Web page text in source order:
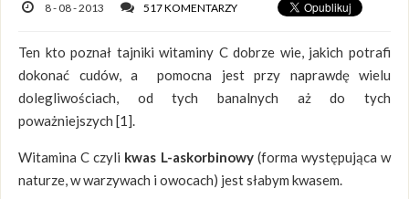
8 - 08 - 2013 517 KOMENTARZY
Ten kto poznał tajniki witaminy C dobrze wie, jakich potrafi
dokonać cudów, a pomocna jest przy naprawdę wielu
dolegliwościach, od tych banalnych aż do tych
poważniejszych [1].
Witamina C czyli kwas L-askorbinowy(forma występująca w
naturze, w warzywach i owocach) jest słabym kwasem.